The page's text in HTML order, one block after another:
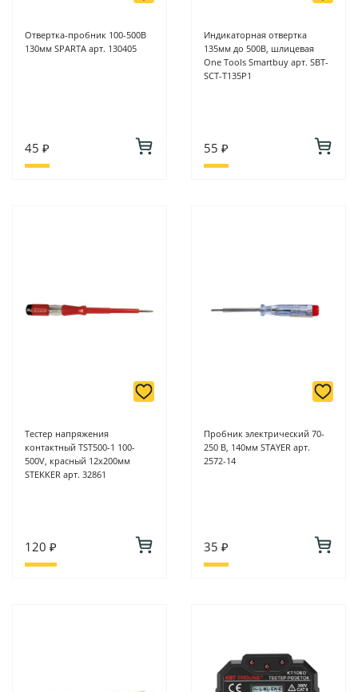
Отвертка-пробник 100-500В
130мм SPARTA арт. 130405
45 ₽
Индикаторная отвертка
135мм до 500В, шлицевая
One Tools Smartbuy арт. SBT-
SCT-T135P1
55 ₽
Тестер напряжения
контактный TST500-1 100-
500V, красный 12х200мм
STEKKER арт. 32861
120 ₽
Пробник электрический 70-
250 В, 140мм STAYER арт.
2572-14
35 ₽